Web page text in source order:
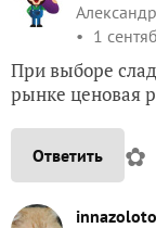
Александр
1
При выборе
рынке ценовая
Ответить ✿